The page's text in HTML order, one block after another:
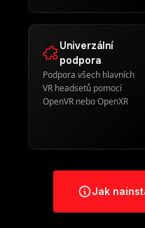
Univerzální
podpora
Podpora všech hlavních
VR headsetů pomocí
OpenVR nebo OpenXR
Jak